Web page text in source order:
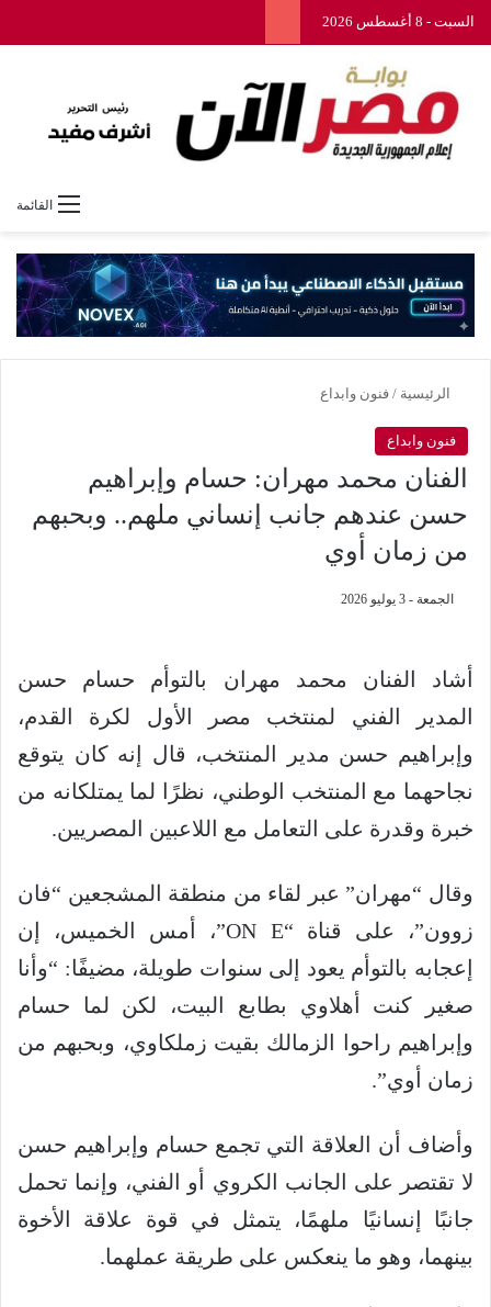
السبت - 8 أغسطس 2026
القائمة
الرئيسية / فنون وابداع
فنون وابداع
الفنان محمد مهران: حسام وإبراهيم
حسن عندهم جانب إنساني ملهم.. وبحبهم
من زمان أوي
الجمعة - 3 يوليو 2026
أشاد الفنان محمد مهران بالتوأم حسام حسن
المدير الفني لمنتخب مصر الأول لكرة القدم،
وإبراهيم حسن مدير المنتخب، قال إنه كان يتوقع
نجاحهما مع المنتخب الوطني، نظرًا لما يمتلكانه من
خبرة وقدرة على التعامل مع اللاعبين المصريين.
وقال “مهران” عبر لقاء من منطقة المشجعين “فان
زوون”، على قناة “ON E”، أمس الخميس، إن
إعجابه بالتوأم يعود إلى سنوات طويلة، مضيفًا: “وأنا
صغير كنت أهلاوي بطابع البيت، لكن لما حسام
وإبراهيم راحوا الزمالك بقيت زملكاوي، وبحبهم من
زمان أوي”.
وأضاف أن العلاقة التي تجمع حسام وإبراهيم حسن
لا تقتصر على الجانب الكروي أو الفني، وإنما تحمل
جانبًا إنسانيًا ملهمًا، يتمثل في قوة علاقة الأخوة
بينهما، وهو ما ينعكس على طريقة عملهما.